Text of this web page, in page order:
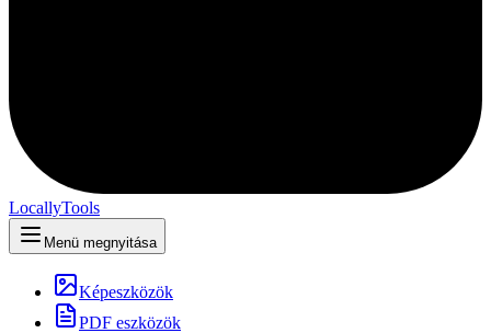
LocallyTools
Menü megnyitása
Képeszközök
PDF eszközök